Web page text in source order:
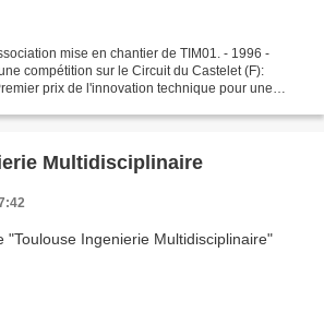
mise en chantier de TIM01. - 1996 -
compétition sur le Circuit du Castelet (F):
prix de l'innovation technique pour une
Multidisciplinaire